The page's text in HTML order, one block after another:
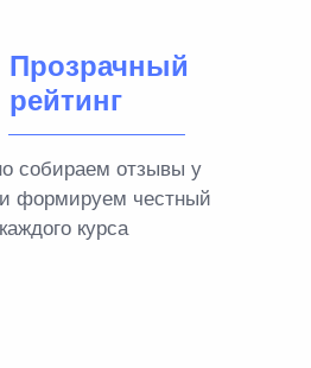
Прозрачный
рейтинг
собираем отзывы у
и формируем честный
курса